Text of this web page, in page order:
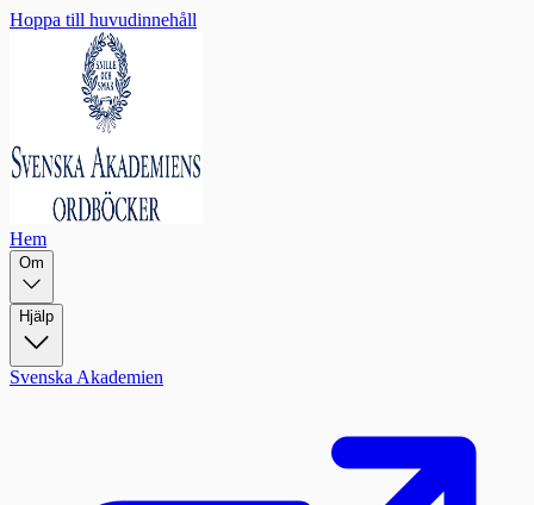
Hoppa till huvudinnehåll
Hem
Om
Hjälp
Svenska Akademien